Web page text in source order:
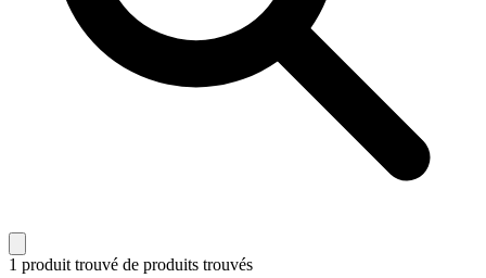
1 produit trouvé de produits trouvés